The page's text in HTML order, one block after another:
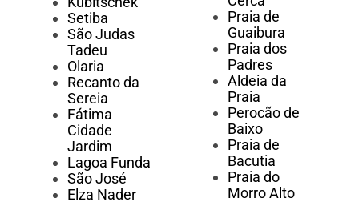
Setiba
São Judas
Tadeu
Olaria
Recanto da
Sereia
Fátima
Cidade
Jardim
Lagoa Funda
São José
Elza Nader
Praia de
Guaibura
Praia dos
Padres
Aldeia da
Praia
Perocão de
Baixo
Praia de
Bacutia
Praia do
Morro Alto